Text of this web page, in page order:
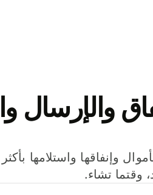
والإرسال
وقتما تشاء.